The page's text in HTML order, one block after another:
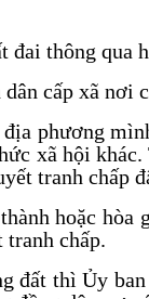
đai thông qua
cấp xã nơi
phương
xã hội
tranh chấp
hoặc hòa
tranh chấp.
thì Ủy ban